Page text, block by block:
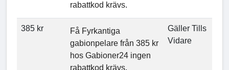
rabattkod krävs.
385 kr
Få Fyrkantiga
gabionpelare från 385 kr
hos Gabioner24 ingen
rabattkod krävs.
Gäller Tills
Vidare